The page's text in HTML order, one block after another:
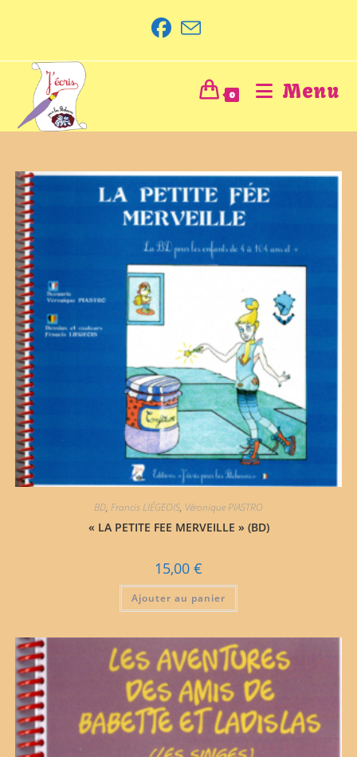
0 Menu
BD, Francis LIÉGEOIS, Véronique PIASTRO
« LA PETITE FEE MERVEILLE » (BD)
15,00 €
Ajouter au panier